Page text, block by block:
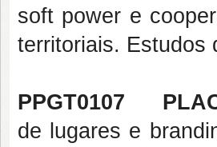
soft power e
territoriais. Estudos
PPGT0107
de lugares e